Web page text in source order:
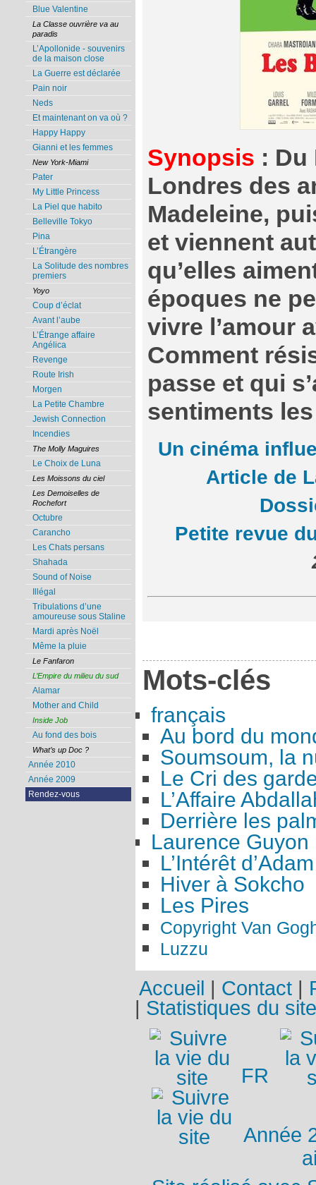
Synopsis : Du
Londres des
Madeleine,
et viennent
qu’elles
époques ne
vivre l’amour
Comment
passe et qui
sentiments
Un cinéma
Article de
Petite revue
Mots-clés
français
Au bord du
Soumsoum, la
Le Cri des
L’Affaire
Derrière les
Laurence Guyon
L’Intérêt d’Adam
Hiver à Sokcho
Les Pires
Copyright Van
Luzzu
Blue Valentine
La Classe ouvrière va au
paradis
L’Apollonide - souvenirs
de la maison close
La Guerre est déclarée
Pain noir
Neds
Et maintenant on va où ?
Happy Happy
Gianni et les femmes
New York-Miami
Pater
My Little Princess
La Piel que habito
Belleville Tokyo
Pina
L’Étrangère
La Solitude des nombres
premiers
Yoyo
Coup d’éclat
Avant l’aube
L’Étrange affaire
Angélica
Revenge
Route Irish
Morgen
La Petite Chambre
Jewish Connection
Incendies
The Molly Maguires
Le Choix de Luna
Les Moissons du ciel
Les Demoiselles de
Rochefort
Octubre
Carancho
Les Chats persans
Shahada
Sound of Noise
Illégal
Tribulations d’une
amoureuse sous Staline
Mardi après Noël
Même la pluie
Le Fanfaron
L’Empire du milieu du sud
Alamar
Mother and Child
Inside Job
Au fond des bois
What’s up Doc ?
Année 2010
Année 2009
Rendez-vous
Accueil Contact
Statistiques du site
FR
Année